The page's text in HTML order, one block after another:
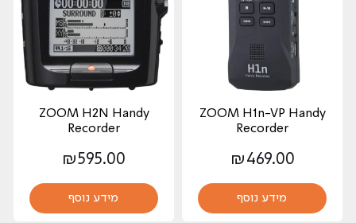
ZOOM H1n-VP Handy
Recorder
₪ 469.00
מידע נוסף
ZOOM H2N Handy
Recorder
₪595.00
מידע נוסף